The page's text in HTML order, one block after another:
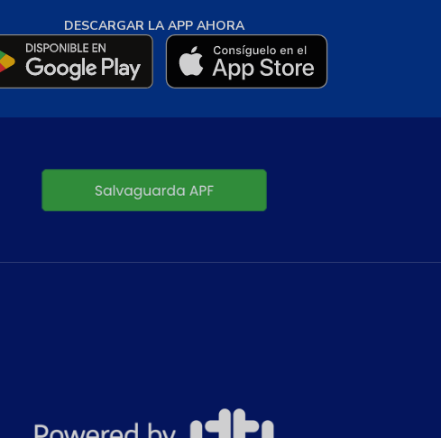
DESCARGAR LA APP AHORA